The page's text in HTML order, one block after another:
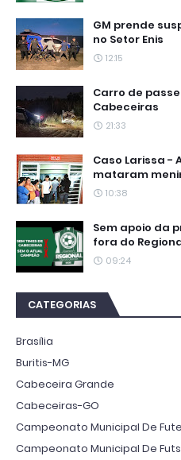
GM prende
no Setor Enis
12:15
Carro de
Cabeceiras
21:33
Caso Larissa -
mataram
10:38
Sem apoio da
fora do
09:24
CATEGORIAS
Brasília
Buritis-MG
Cabeceira Grande
Cabeceiras-GO
Campeonato Municipal De
Campeonato Municipal De